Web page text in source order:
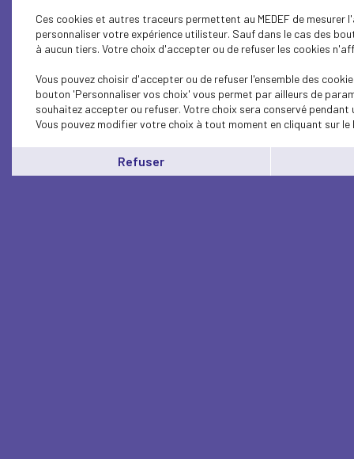
Ces cookies et autres traceurs permettent au MEDEF de
personnaliser votre expérience utilisteur. Sauf dans le cas des
à aucun tiers. Votre choix d'accepter ou de refuser les cookies
Vous pouvez choisir d'accepter ou de refuser l'ensemble des
bouton 'Personnaliser vos choix' vous permet par ailleurs de
souhaitez accepter ou refuser. Votre choix sera conservé pendant
Vous pouvez modifier votre choix à tout moment en cliquant sur le
Refuser